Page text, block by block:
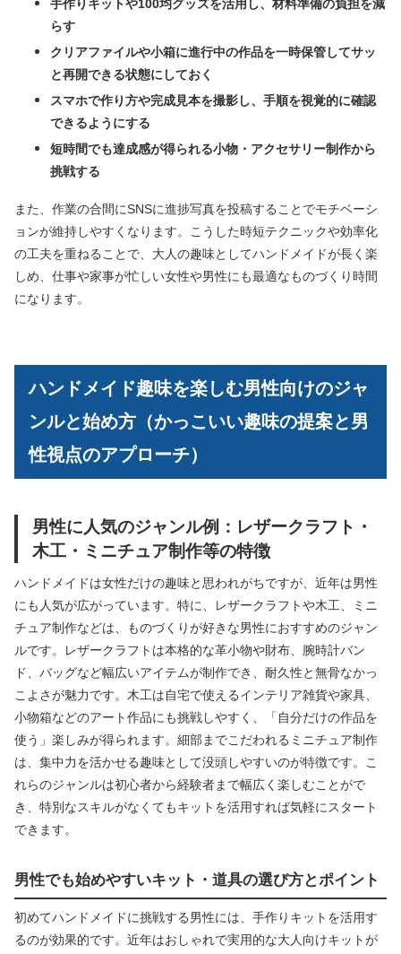
手作りキットや100均グッズを活用し、材料準備の負担を減
らす
クリアファイルや小箱に進行中の作品を一時保管してサッ
と再開できる状態にしておく
スマホで作り方や完成見本を撮影し、手順を視覚的に確認
できるようにする
短時間でも達成感が得られる小物・アクセサリー制作から
挑戦する
また、作業の合間にSNSに進捗写真を投稿することでモチベーシ
ョンが維持しやすくなります。こうした時短テクニックや効率化
の工夫を重ねることで、大人の趣味としてハンドメイドが長く楽
しめ、仕事や家事が忙しい女性や男性にも最適なものづくり時間
になります。
ハンドメイド趣味を楽しむ男性向けのジャ
ンルと始め方（かっこいい趣味の提案と男
性視点のアプローチ）
男性に人気のジャンル例：レザークラフト・
木工・ミニチュア制作等の特徴
ハンドメイドは女性だけの趣味と思われがちですが、近年は男性
にも人気が広がっています。特に、レザークラフトや木工、ミニ
チュア制作などは、ものづくりが好きな男性におすすめのジャン
ルです。レザークラフトは本格的な革小物や財布、腕時計バン
ド、バッグなど幅広いアイテムが制作でき、耐久性と無骨なかっ
こよさが魅力です。木工は自宅で使えるインテリア雑貨や家具、
小物箱などのアート作品にも挑戦しやすく、「自分だけの作品を
使う」楽しみが得られます。細部までこだわれるミニチュア制作
は、集中力を活かせる趣味として没頭しやすいのが特徴です。こ
れらのジャンルは初心者から経験者まで幅広く楽しむことがで
き、特別なスキルがなくてもキットを活用すれば気軽にスタート
できます。
男性でも始めやすいキット・道具の選び方とポイント
初めてハンドメイドに挑戦する男性には、手作りキットを活用す
るのが効果的です。近年はおしゃれで実用的な大人向けキットが